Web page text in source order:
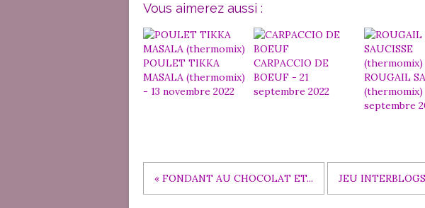
Vous aimerez aussi :
POULET TIKKA
MASALA (thermomix)
- 13 novembre 2022
CARPACCIO DE
BOEUF - 21
septembre 2022
ROUGAIL
(thermomix)
septembre
« FONDANT AU CHOCOLAT ET... JEU INTERBLOGS